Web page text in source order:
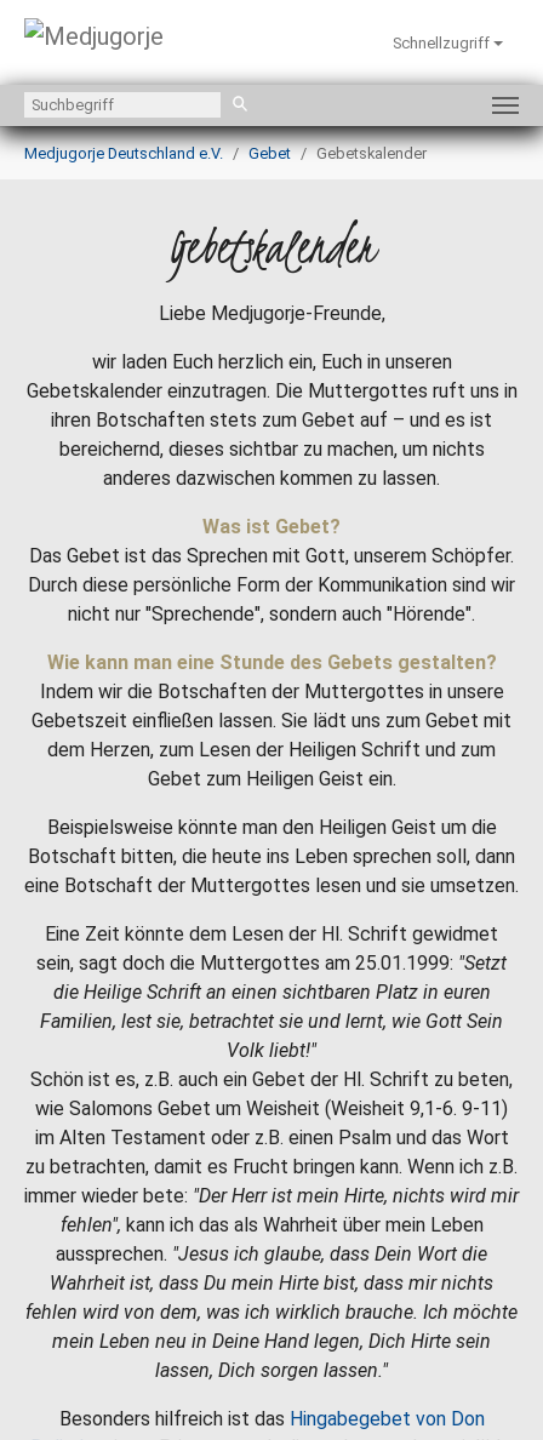
Zum Hauptinhalt springen
Schnellzugriff
Sie sind hier:
Medjugorje Deutschland e.V.
Gebet Gebetskalender
Gebetskalender
Liebe Medjugorje-Freunde,
wir laden Euch herzlich ein, Euch in unseren
Gebetskalender einzutragen. Die Muttergottes ruft uns in
ihren Botschaften stets zum Gebet auf – und es ist
bereichernd, dieses sichtbar zu machen, um nichts
anderes dazwischen kommen zu lassen.
Was ist Gebet?
Das Gebet ist das Sprechen mit Gott, unserem Schöpfer.
Durch diese persönliche Form der Kommunikation sind wir
nicht nur "Sprechende", sondern auch "Hörende".
Wie kann man eine Stunde des Gebets gestalten?
Indem wir die Botschaften der Muttergottes in unsere
Gebetszeit einfließen lassen. Sie lädt uns zum Gebet mit
dem Herzen, zum Lesen der Heiligen Schrift und zum
Gebet zum Heiligen Geist ein.
Beispielsweise könnte man den Heiligen Geist um die
Botschaft bitten, die heute ins Leben sprechen soll, dann
eine Botschaft der Muttergottes lesen und sie umsetzen.
Eine Zeit könnte dem Lesen der Hl. Schrift gewidmet
sein, sagt doch die Muttergottes am 25.01.1999: "Setzt
die Heilige Schrift an einen sichtbaren Platz in euren
Familien, lest sie, betrachtet sie und lernt, wie Gott Sein
Volk liebt!"
Schön ist es, z.B. auch ein Gebet der Hl. Schrift zu beten,
wie Salomons Gebet um Weisheit (Weisheit 9,1-6. 9-11)
im Alten Testament oder z.B. einen Psalm und das Wort
zu betrachten, damit es Frucht bringen kann. Wenn ich z.B.
immer wieder bete: "Der Herr ist mein Hirte, nichts wird mir
fehlen", kann ich das als Wahrheit über mein Leben
aussprechen. "Jesus ich glaube, dass Dein Wort die
Wahrheit ist, dass Du mein Hirte bist, dass mir nichts
fehlen wird von dem, was ich wirklich brauche. Ich möchte
mein Leben neu in Deine Hand legen, Dich Hirte sein
lassen, Dich sorgen lassen."
Besonders hilfreich ist das Hingabegebet von Don